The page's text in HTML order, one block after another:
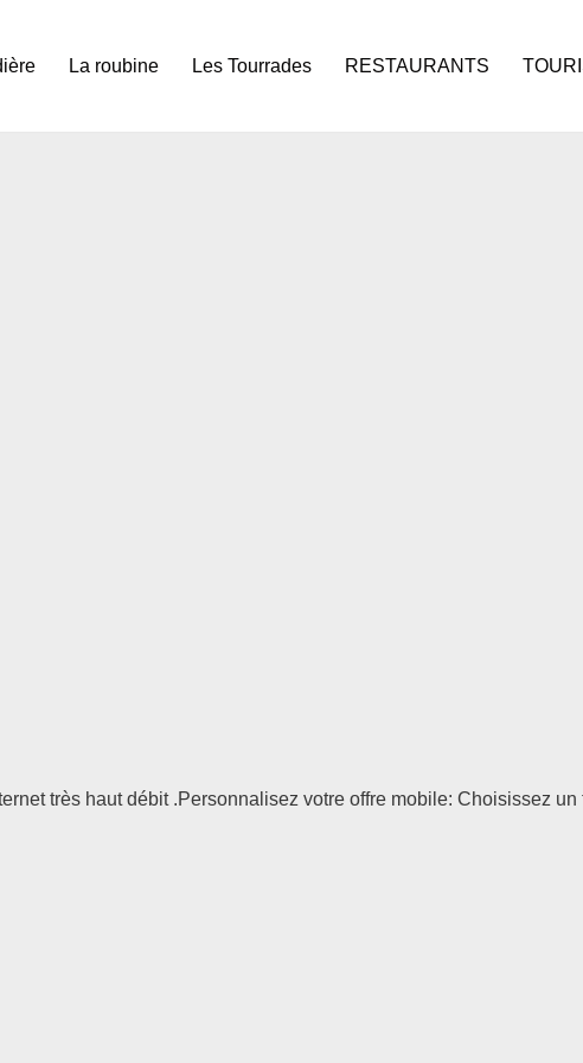
La roubine Les Tourrades RESTAURANTS
très haut débit .Personnalisez votre offre mobile: Choisissez